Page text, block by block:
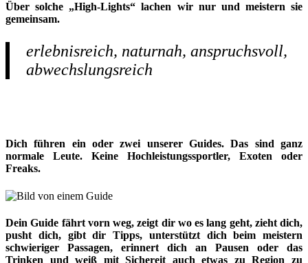
Über solche „High-Lights“ lachen wir nur und meistern sie
gemeinsam.
erlebnisreich, naturnah, anspruchsvoll,
abwechslungsreich
Dich führen ein oder zwei unserer Guides. Das sind ganz
normale Leute. Keine Hochleistungssportler, Exoten oder
Freaks.
Dein Guide fährt vorn weg, zeigt dir wo es lang geht, zieht dich,
pusht dich, gibt dir Tipps, unterstützt dich beim meistern
schwieriger Passagen, erinnert dich an Pausen oder das
Trinken und weiß mit Sichereit auch etwas zu Region zu